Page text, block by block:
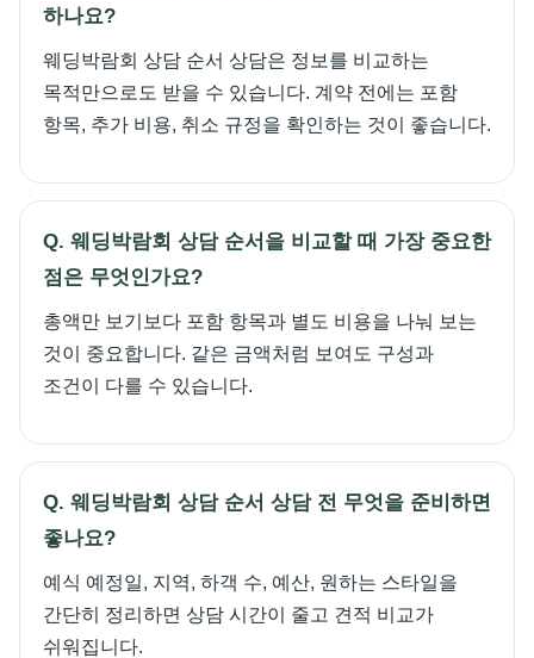
하나요?
웨딩박람회 상담 순서 상담은 정보를 비교하는
목적만으로도 받을 수 있습니다. 계약 전에는 포함
항목, 추가 비용, 취소 규정을 확인하는 것이 좋습니다.
Q. 웨딩박람회 상담 순서을 비교할 때 가장 중요한
점은 무엇인가요?
총액만 보기보다 포함 항목과 별도 비용을 나눠 보는
것이 중요합니다. 같은 금액처럼 보여도 구성과
조건이 다를 수 있습니다.
Q. 웨딩박람회 상담 순서 상담 전 무엇을 준비하면
좋나요?
예식 예정일, 지역, 하객 수, 예산, 원하는 스타일을
간단히 정리하면 상담 시간이 줄고 견적 비교가
쉬워집니다.